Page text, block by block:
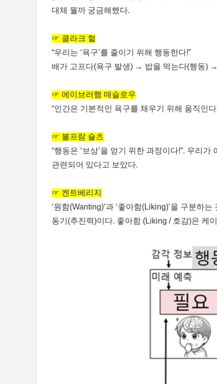
대체 뭘까 궁금해했다.
☞ 클라크 헐
“우리는 ‘욕구’를 줄이기 위해 행동한다!”
배가 고프다(욕구 발생) → 밥을 먹는다(행동)
☞ 에이브러햄 매슬로우
“인간은 기본적인 욕구를 채우기 위해 움직인다
☞ 볼프람 슐츠
“행동은 ‘보상’을 얻기 위한 과정이다!”. 우리
관련되어 있다고 보았다.
☞ 켄트베리지
‘원함(Wanting)’과 ‘좋아함(Liking)’을 구분하
동기(추진력)이다. 좋아함 (Liking / 호감)은 케